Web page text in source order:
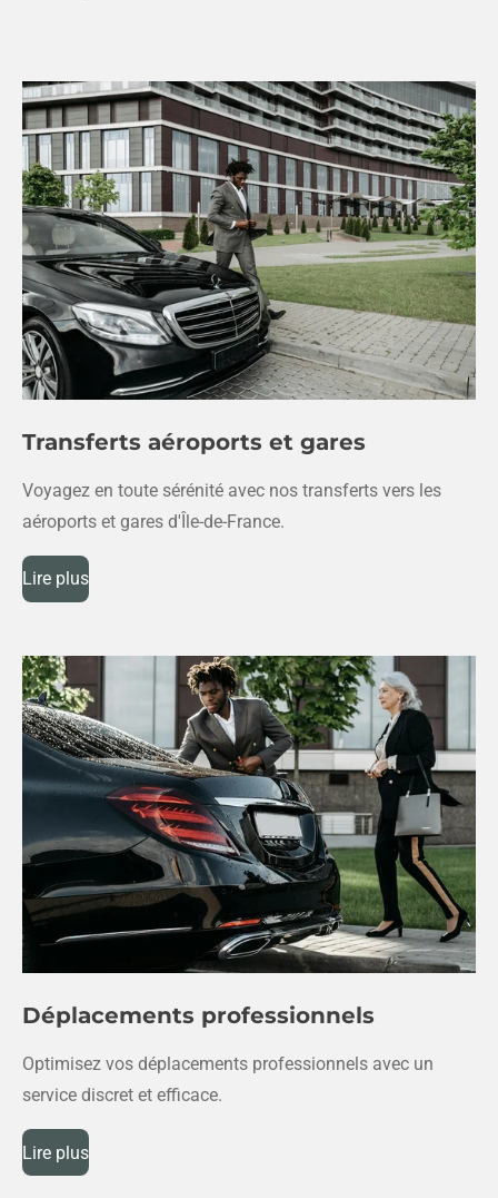
Transferts aéroports et gares
Voyagez en toute sérénité avec nos transferts vers les
aéroports et gares d'Île-de-France.
Lire plus
Déplacements professionnels
Optimisez vos déplacements professionnels avec un
service discret et efficace.
Lire plus